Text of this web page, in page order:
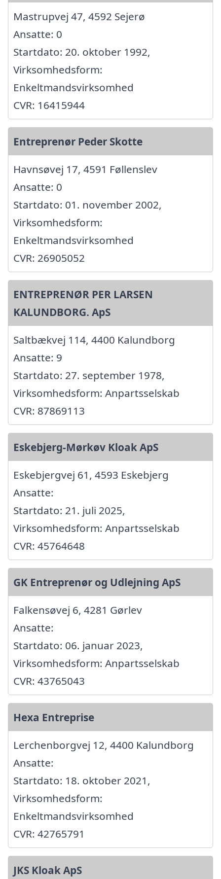
Mastrupvej 47, 4592 Sejerø
Ansatte: 0
Startdato: 20. oktober 1992,
Virksomhedsform:
Enkeltmandsvirksomhed
CVR: 16415944
Entreprenør Peder Skotte
Havnsøvej 17, 4591 Føllenslev
Ansatte: 0
Startdato: 01. november 2002,
Virksomhedsform:
Enkeltmandsvirksomhed
CVR: 26905052
ENTREPRENØR PER LARSEN
KALUNDBORG. ApS
Saltbækvej 114, 4400 Kalundborg
Ansatte: 9
Startdato: 27. september 1978,
Virksomhedsform: Anpartsselskab
CVR: 87869113
Eskebjerg-Mørkøv Kloak ApS
Eskebjergvej 61, 4593 Eskebjerg
Ansatte:
Startdato: 21. juli 2025,
Virksomhedsform: Anpartsselskab
CVR: 45764648
GK Entreprenør og Udlejning ApS
Falkensøvej 6, 4281 Gørlev
Ansatte:
Startdato: 06. januar 2023,
Virksomhedsform: Anpartsselskab
CVR: 43765043
Hexa Entreprise
Lerchenborgvej 12, 4400 Kalundborg
Ansatte:
Startdato: 18. oktober 2021,
Virksomhedsform:
Enkeltmandsvirksomhed
CVR: 42765791
JKS Kloak ApS